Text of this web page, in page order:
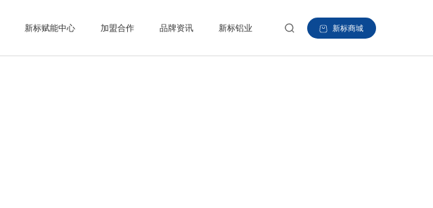
新标商城
新标赋能中心 加盟合作 品牌资讯 新标铝业